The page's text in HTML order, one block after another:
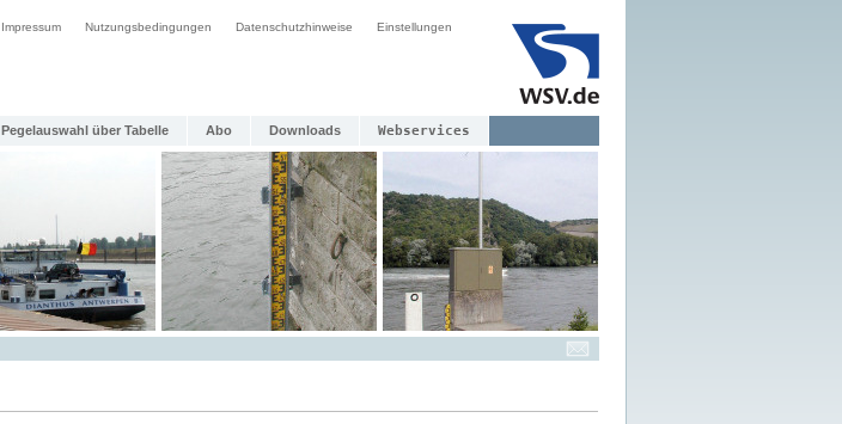
Impressum Nutzungsbedingungen Datenschutzhinweise Einstellungen
Pegelauswahl über Tabelle Abo Downloads Webservices